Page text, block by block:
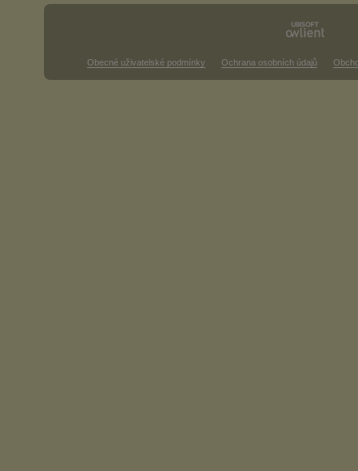
Obecné uživatelské podmínky Ochrana osobních údajů